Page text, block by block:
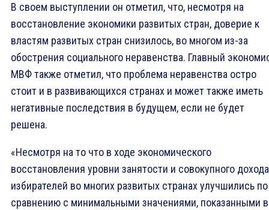
В своем выступлении он отметил, что, несмотря на
восстановление экономики развитых стран, доверие к
властям развитых стран снизилось, во многом из-за
обострения социального неравенства. Главный
МВФ также отметил, что проблема неравенства остро
стоит и в развивающихся странах и может также иметь
негативные последствия в будущем, если не будет
решена.
«Несмотря на то что в ходе экономического
восстановления уровни занятости и совокупного дохода
избирателей во многих развитых странах улучшились по
сравнению с минимальными значениями, показанными в